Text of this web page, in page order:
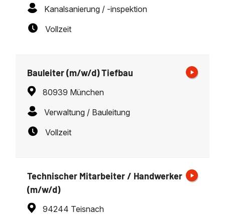
Kanalsanierung / -inspektion
Vollzeit
Bauleiter (m/w/d) Tiefbau
80939 München
Verwaltung / Bauleitung
Vollzeit
Technischer Mitarbeiter / Handwerker
(m/w/d)
94244 Teisnach